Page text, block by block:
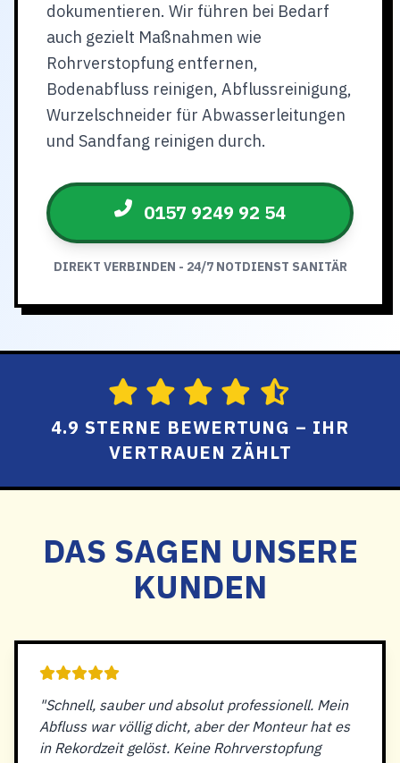
dokumentieren. Wir führen bei Bedarf
auch gezielt Maßnahmen wie
Rohrverstopfung entfernen,
Bodenabfluss reinigen, Abflussreinigung,
Wurzelschneider für Abwasserleitungen
und Sandfang reinigen durch.
0157 9249 92 54
DIREKT VERBINDEN - 24/7 NOTDIENST SANITÄR
4.9 STERNE BEWERTUNG – IHR
VERTRAUEN ZÄHLT
DAS SAGEN UNSERE
KUNDEN
"Schnell, sauber und absolut professionell. Mein
Abfluss war völlig dicht, aber der Monteur hat es
in Rekordzeit gelöst. Keine Rohrverstopfung